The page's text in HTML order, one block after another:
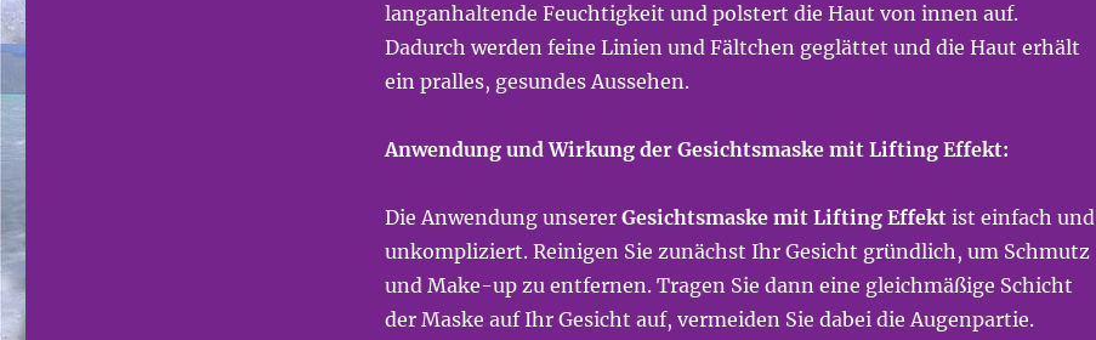
langanhaltende Feuchtigkeit und polstert die Haut von innen auf.
Dadurch werden feine Linien und Fältchen geglättet und die Haut erhält
ein pralles, gesundes Aussehen.
Anwendung und Wirkung der Gesichtsmaske mit Lifting Effekt:
Die Anwendung unserer Gesichtsmaske mit Lifting Effektist einfach und
unkompliziert. Reinigen Sie zunächst Ihr Gesicht gründlich, um Schmutz
und Make-up zu entfernen. Tragen Sie dann eine gleichmäßige Schicht
der Maske auf Ihr Gesicht auf, vermeiden Sie dabei die Augenpartie.